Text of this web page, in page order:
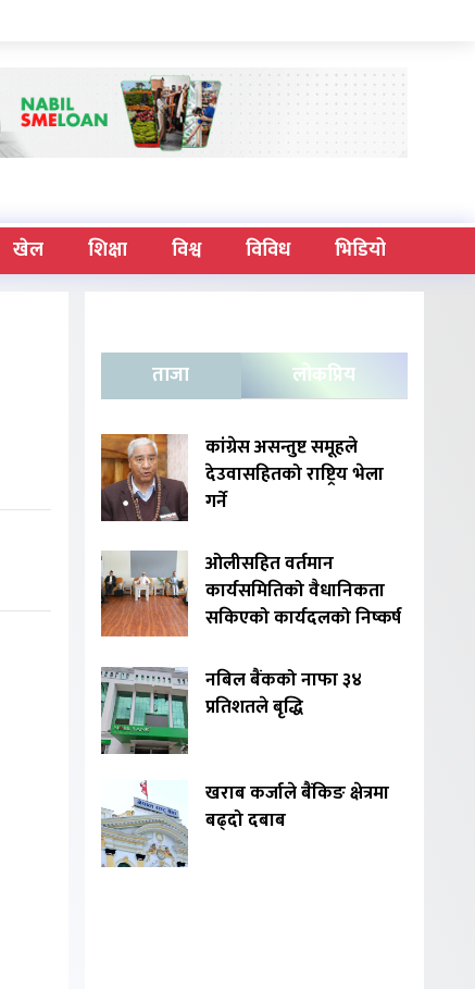
खेल शिक्षा विश्व विविध भिडियो
ताजा लोकप्रिय
कांग्रेस असन्तुष्ट समूहले
देउवासहितको राष्ट्रिय भेला
गर्ने
ओलीसहित वर्तमान
कार्यसमितिको वैधानिकता
सकिएको कार्यदलको निष्कर्ष
नबिल बैंकको नाफा ३४
प्रतिशतले बृद्धि
खराब कर्जाले बैंकिङ क्षेत्रमा
बढ्दो दबाब